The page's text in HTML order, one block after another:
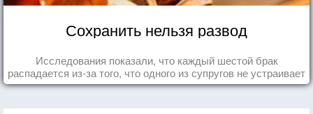
Сохранить нельзя развод
Исследования показали, что каждый шестой брак
распадается из-за того, что одного из супругов не устраивает
та роль, которая выпала ему в семье.